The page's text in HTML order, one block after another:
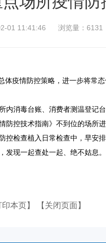
01 11:41:46 浏览量：6131
体疫情防控策略，进一步将常
消毒台账、消费者测温登记
控技术指南》不到位的场所
检查植入日常检查中，早安
现一起查处一起、绝不姑息。
印本页】 【关闭页面】